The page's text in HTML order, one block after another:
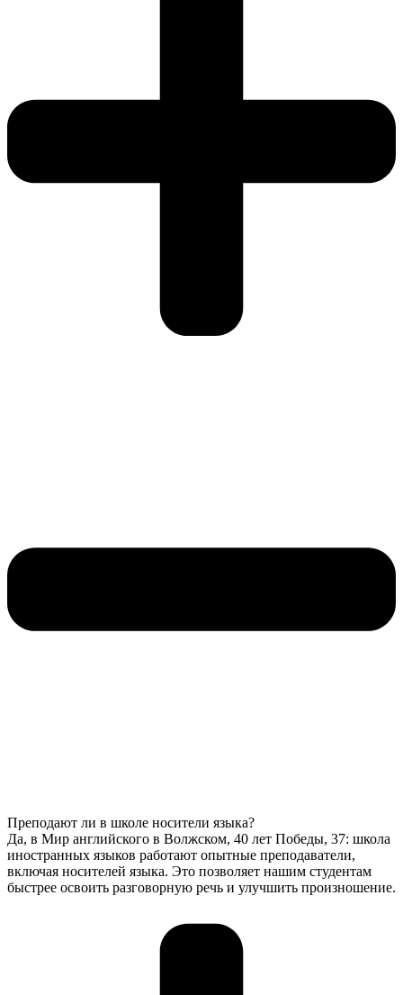
Преподают ли в школе носители языка?
Да, в Мир английского в Волжском, 40 лет Победы, 37: школа
иностранных языков работают опытные преподаватели,
включая носителей языка. Это позволяет нашим студентам
быстрее освоить разговорную речь и улучшить произношение.